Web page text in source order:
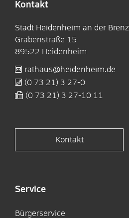
Kontakt
Stadt Heidenheim an der Brenz
Grabenstraße 15
89522 Heidenheim
rathaus@heidenheim.de
(0 73 21) 3 27-0
(0 73 21) 3 27-10 11
Kontakt
Service
Bürgerservice